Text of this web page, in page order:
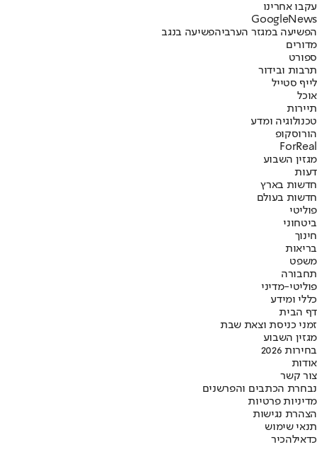
עקבו אחרינו
Googl eNews
הפשיעה במגזר הערביהפשיעה בנגב
מדורים
ספורט
תרבות ובידור
לייף סטייל
אוכל
תיירות
טכנולוגיה ומדע
הורוסקופ
ForReal
מגזין השבוע
דעות
חדשות בארץ
חדשות בעולם
פוליטי
ביטחוני
חינוך
בריאות
משפט
תחבורה
פוליטי-מדיני
כללי ומידע
דף הבית
זמני כניסת וצאת שבת
מגזין השבוע
בחירות 2026
אודות
צור קשר
נבחרת הכתבים והפרשנים
מדיניות פרטיות
הצהרת נגישות
תנאי שימוש
כדאילהכיר